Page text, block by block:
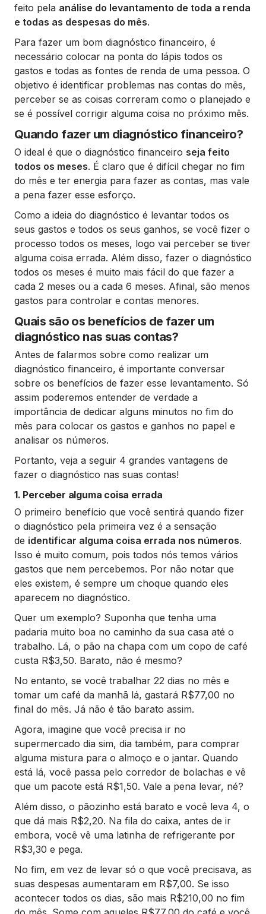
feito pela análise do levantamento de toda a renda
e todas as despesas do mês.
Para fazer um bom diagnóstico financeiro, é
necessário colocar na ponta do lápis todos os
gastos e todas as fontes de renda de uma pessoa. O
objetivo é identificar problemas nas contas do mês,
perceber se as coisas correram como o planejado e
se é possível corrigir alguma coisa no próximo mês.
Quando fazer um diagnóstico financeiro?
O ideal é que o diagnóstico financeiro seja feito
todos os meses. É claro que é difícil chegar no fim
do mês e ter energia para fazer as contas, mas vale
a pena fazer esse esforço.
Como a ideia do diagnóstico é levantar todos os
seus gastos e todos os seus ganhos, se você fizer o
processo todos os meses, logo vai perceber se tiver
alguma coisa errada. Além disso, fazer o diagnóstico
todos os meses é muito mais fácil do que fazer a
cada 2 meses ou a cada 6 meses. Afinal, são menos
gastos para controlar e contas menores.
Quais são os benefícios de fazer um
diagnóstico nas suas contas?
Antes de falarmos sobre como realizar um
diagnóstico financeiro, é importante conversar
sobre os benefícios de fazer esse levantamento. Só
assim poderemos entender de verdade a
importância de dedicar alguns minutos no fim do
mês para colocar os gastos e ganhos no papel e
analisar os números.
Portanto, veja a seguir 4 grandes vantagens de
fazer o diagnóstico nas suas contas!
1. Perceber alguma coisa errada
O primeiro benefício que você sentirá quando fizer
o diagnóstico pela primeira vez é a sensação
de identificar alguma coisa errada nos números.
Isso é muito comum, pois todos nós temos vários
gastos que nem percebemos. Por não notar que
eles existem, é sempre um choque quando eles
aparecem no diagnóstico.
Quer um exemplo? Suponha que tenha uma
padaria muito boa no caminho da sua casa até o
trabalho. Lá, o pão na chapa com um copo de café
custa R$3,50. Barato, não é mesmo?
No entanto, se você trabalhar 22 dias no mês e
tomar um café da manhã lá, gastará R$77,00 no
final do mês. Já não é tão barato assim.
Agora, imagine que você precisa ir no
supermercado dia sim, dia também, para comprar
alguma mistura para o almoço e o jantar. Quando
está lá, você passa pelo corredor de bolachas e vê
que um pacote está R$1,50. Vale a pena levar, né?
Além disso, o pãozinho está barato e você leva 4, o
que dá mais R$2,20. Na fila do caixa, antes de ir
embora, você vê uma latinha de refrigerante por
R$3,30 e pega.
No fim, em vez de levar só o que você precisava, as
suas despesas aumentaram em R$7,00. Se isso
acontecer todos os dias, são mais R$210,00 no fim